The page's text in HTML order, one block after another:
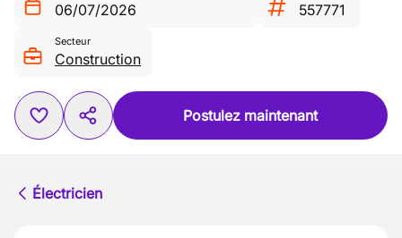
06/07/2026 557771
Secteur
Construction
Postulez maintenant
Électricien